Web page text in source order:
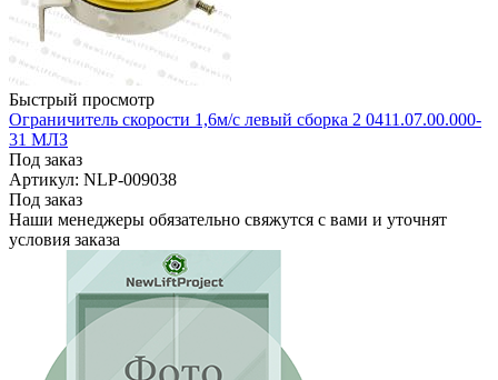
Быстрый просмотр
Ограничитель скорости 1,6м/с левый сборка 2 0411.07.00.000-
31 МЛЗ
Под заказ
Артикул: NLP-009038
Под заказ
Наши менеджеры обязательно свяжутся с вами и уточнят
условия заказа